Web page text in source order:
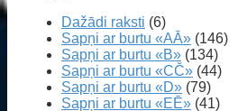
Dažādi raksti (6)
Sapņi ar burtu «AĀ» (146)
Sapņi ar burtu «B» (134)
Sapņi ar burtu «CČ» (44)
Sapņi ar burtu «D» (79)
Sapņi ar burtu «EĒ» (41)